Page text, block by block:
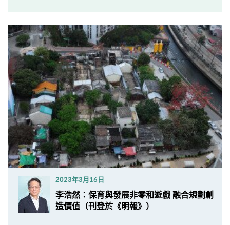
2023年3月16日
李浩然：保育與發展非零和遊戲 融合規劃創
造價值（刊登於《明報》）